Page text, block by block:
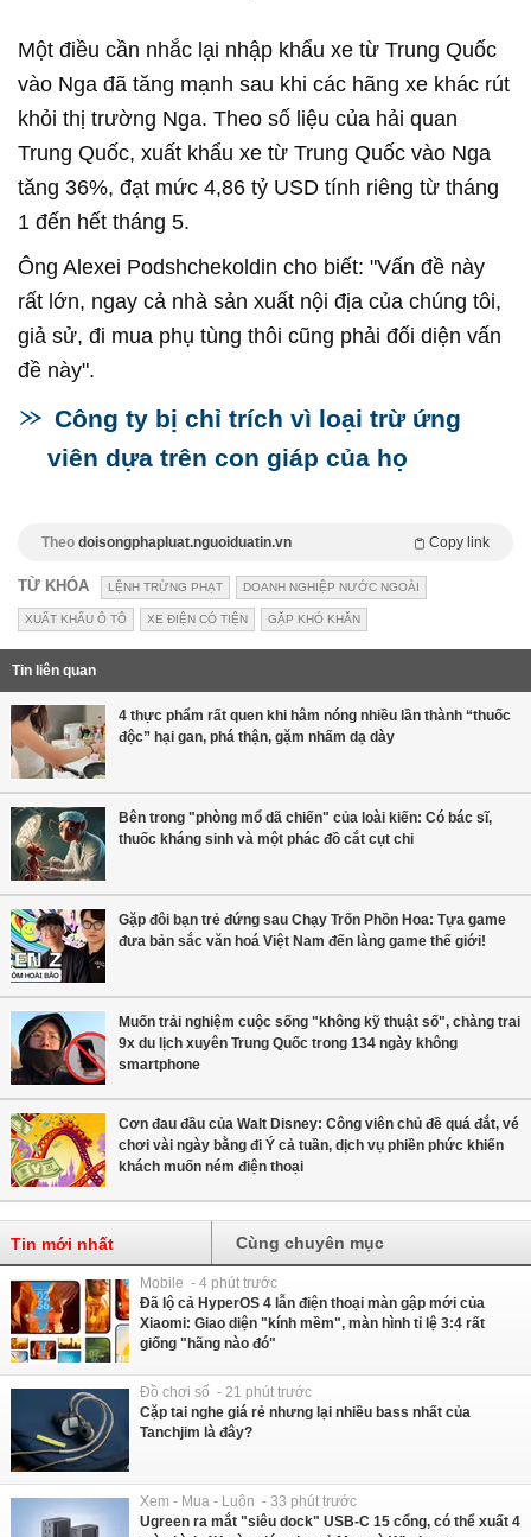
Một điều cần nhắc lại nhập khẩu xe từ Trung Quốc
vào Nga đã tăng mạnh sau khi các hãng xe khác rút
khỏi thị trường Nga. Theo số liệu của hải quan
Trung Quốc, xuất khẩu xe từ Trung Quốc vào Nga
tăng 36%, đạt mức 4,86 tỷ USD tính riêng từ tháng
1 đến hết tháng 5.
Ông Alexei Podshchekoldin cho biết: "Vấn đề này
rất lớn, ngay cả nhà sản xuất nội địa của chúng tôi,
giả sử, đi mua phụ tùng thôi cũng phải đối diện vấn
đề này".
Công ty bị chỉ trích vì loại trừ ứng
viên dựa trên con giáp của họ
Theo doisongphapluat.nguoiduatin.vn Copy link
TỪ KHÓA LỆNH TRỪNG PHẠT DOANH NGHIỆP NƯỚC NGOÀI
XUẤT KHẨU Ô TÔ XE ĐIỆN CÓ TIỆN GẶP KHÓ KHĂN
Tin liên quan
4 thực phẩm rất quen khi hâm nóng nhiều lần thành “thuốc
độc” hại gan, phá thận, gặm nhấm dạ dày
Bên trong "phòng mổ dã chiến" của loài kiến: Có bác sĩ,
thuốc kháng sinh và một phác đồ cắt cụt chi
Gặp đôi bạn trẻ đứng sau Chạy Trốn Phồn Hoa: Tựa game
đưa bản sắc văn hoá Việt Nam đến làng game thế giới!
Muốn trải nghiệm cuộc sống "không kỹ thuật số", chàng trai
9x du lịch xuyên Trung Quốc trong 134 ngày không
smartphone
Cơn đau đầu của Walt Disney: Công viên chủ đề quá đắt, vé
chơi vài ngày bằng đi Ý cả tuần, dịch vụ phiền phức khiến
khách muốn ném điện thoại
Tin mới nhất Cùng chuyên mục
Mobile - 4 phút trước
Đã lộ cả HyperOS 4 lẫn điện thoại màn gập mới của
Xiaomi: Giao diện "kính mềm", màn hình tỉ lệ 3:4 rất
giống "hãng nào đó"
Đồ chơi số - 21 phút trước
Cặp tai nghe giá rẻ nhưng lại nhiều bass nhất của
Tanchjim là đây?
Xem - Mua - Luôn - 33 phút trước
Ugreen ra mắt "siêu dock" USB-C 15 cổng, có thể xuất 4